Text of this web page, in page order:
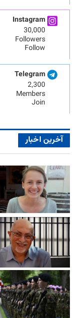
Instagram
30,000
Followers
Follow
Telegram
2,300
Members
Join
آخرین اخبار